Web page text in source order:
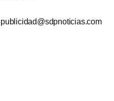
publicidad@sdpnoticias.com